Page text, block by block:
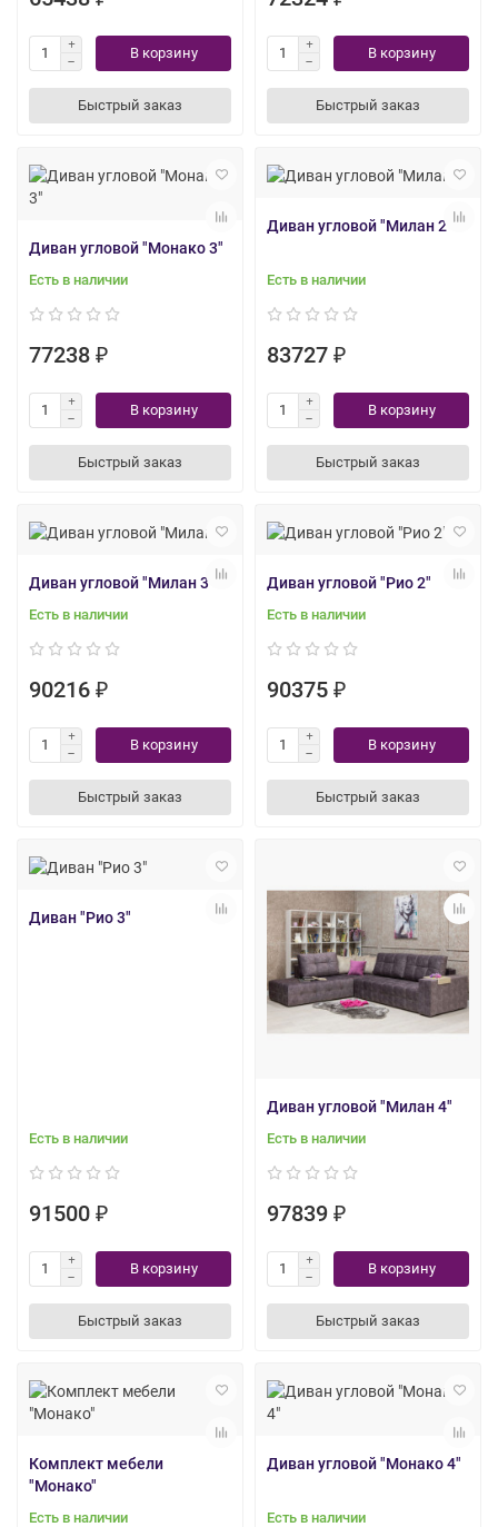
В корзину
Быстрый заказ
В корзину
Быстрый заказ
Диван угловой "Монако 3"
Есть в наличии
77238 ₽
В корзину
Быстрый заказ
Диван угловой "Милан 2"
Есть в наличии
83727 ₽
В корзину
Быстрый заказ
Диван угловой "Милан 3"
Есть в наличии
90216 ₽
В корзину
Быстрый заказ
Диван угловой "Рио 2"
Есть в наличии
90375 ₽
В корзину
Быстрый заказ
Диван "Рио 3"
Есть в наличии
91500 ₽
В корзину
Быстрый заказ
Диван угловой "Милан 4"
Есть в наличии
97839 ₽
В корзину
Быстрый заказ
Комплект мебели
"Монако"
Есть в наличии
Диван угловой "Монако 4"
Есть в наличии